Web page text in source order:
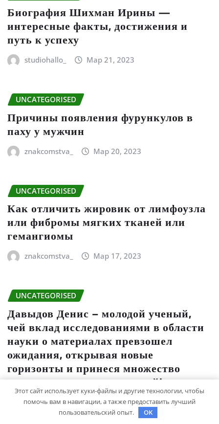
Биография Шихман Ирины —
интересные факты, достижения и
путь к успеху
studiohallo_ Мар 21, 2023
UNCATEGORISED
Причины появления фурункулов в
паху у мужчин
znakcomstva_ Мар 20, 2023
UNCATEGORISED
Как отличить жировик от лимфоузла
или фибромы мягких тканей или
гемангиомы
znakcomstva_ Мар 17, 2023
UNCATEGORISED
Давыдов Денис – молодой ученый,
чей вклад исследованиями в области
науки о материалах превзошел
ожидания, открывая новые
горизонты и принеся множество
положительных достижений!
studiohallo_ Мар 15, 2023
Этот сайт использует куки-файлы и другие технологии, чтобы
помочь вам в навигации, а также предоставить лучший
пользовательский опыт.
OK